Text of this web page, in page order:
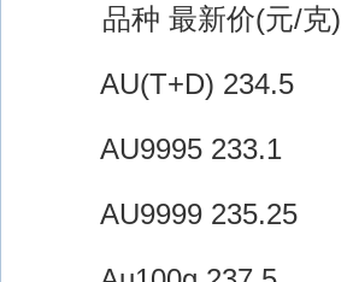
品种 最新价(元/克)
AU(T+D) 234.5
AU9995 233.1
AU9999 235.25